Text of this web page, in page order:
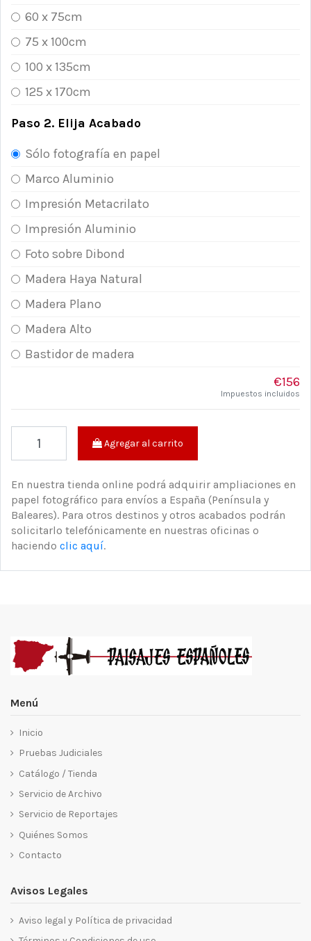
60 x 75cm
75 x 100cm
100 x 135cm
125 x 170cm
Paso 2. Elija Acabado
Sólo fotografía en papel
Marco Aluminio
Impresión Metacrilato
Impresión Aluminio
Foto sobre Dibond
Madera Haya Natural
Madera Plano
Madera Alto
Bastidor de madera
€156
Impuestos incluidos
Agregar al carrito
En nuestra tienda online podrá adquirir ampliaciones en
papel fotográfico para envíos a España (Península y
Baleares). Para otros destinos y otros acabados podrán
solicitarlo telefónicamente en nuestras oficinas o
haciendo clic aquí.
Menú
Inicio
Pruebas Judiciales
Catálogo / Tienda
Servicio de Archivo
Servicio de Reportajes
Quiénes Somos
Contacto
Avisos Legales
Aviso legal y Política de privacidad